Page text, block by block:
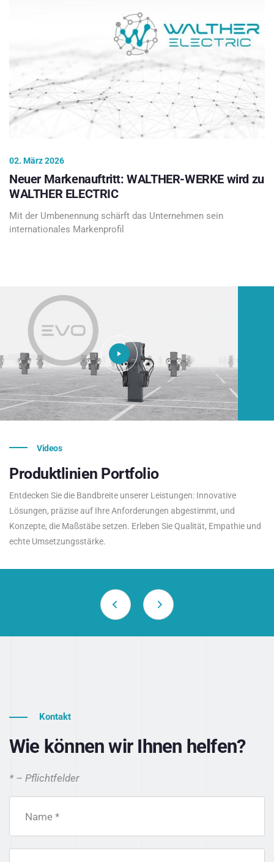
02. März 2026
Neuer Markenauftritt: WALTHER-WERKE wird zu
WALTHER ELECTRIC
Mit der Umbenennung schärft das Unternehmen sein
internationales Markenprofil
Videos
Produktlinien Portfolio
Entdecken Sie die Bandbreite unserer Leistungen: Innovative
Lösungen, präzise auf Ihre Anforderungen abgestimmt, und
Konzepte, die Maßstäbe setzen. Erleben Sie Qualität, Empathie und
echte Umsetzungsstärke.
Kontakt
Wie können wir Ihnen helfen?
* – Pflichtfelder
Name *